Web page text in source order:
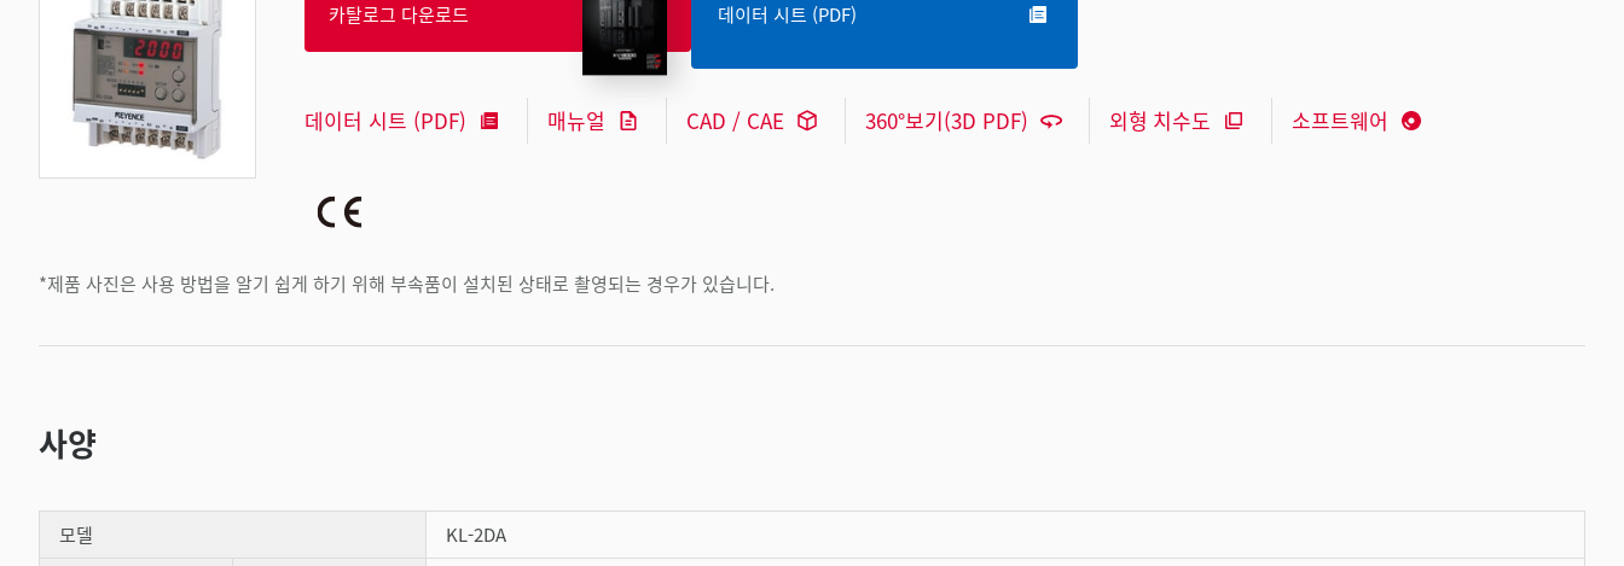
*제품 사진은 사용 방법을 알기 쉽게 하기 위해 부속품이 설치된 상태로 촬영되는 경우가 있습니다.
카탈로그 다운로드 데이터 시트 (PDF)
데이터 시트 (PDF) 매뉴얼 CAD / CAE 360°보기(3D PDF) 외형 치수도 소프트웨어
사양
모델
KL-2DA